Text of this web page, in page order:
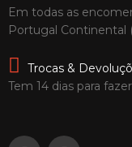
Em todas as
Portugal Continental
Trocas &
Tem 14 dias para